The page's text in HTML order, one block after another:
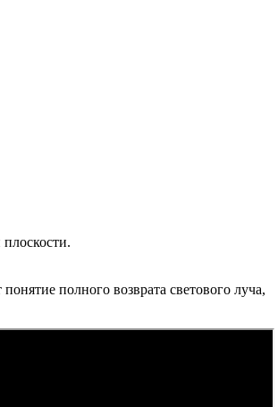
полного возврата светового луча,